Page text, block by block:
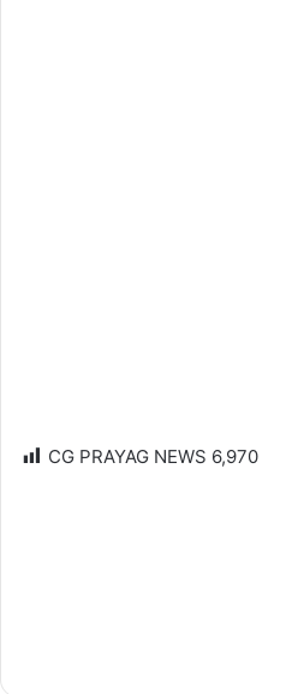
CG PRAYAG NEWS 6,970